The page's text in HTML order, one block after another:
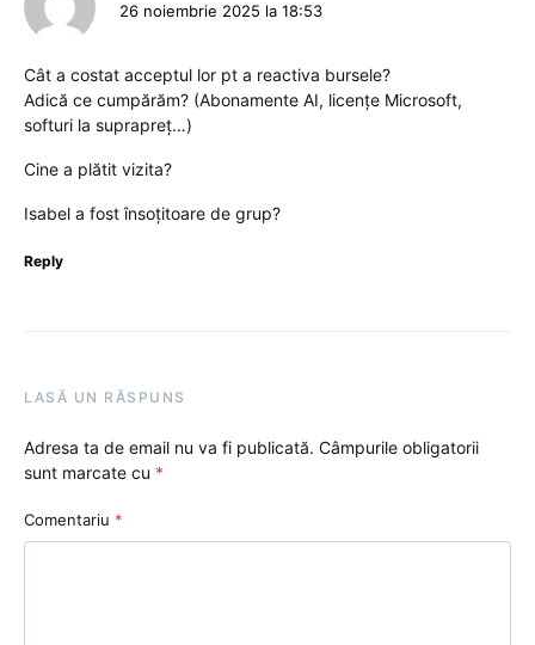
26 noiembrie 2025 la 18:53
Cât a costat acceptul lor pt a reactiva bursele?
Adică ce cumpărăm? (Abonamente AI, licențe Microsoft,
softuri la suprapreț…)
Cine a plătit vizita?
Isabel a fost însoțitoare de grup?
Reply
LASĂ UN RĂSPUNS
Adresa ta de email nu va fi publicată. Câmpurile obligatorii
sunt marcate cu *
Comentariu *